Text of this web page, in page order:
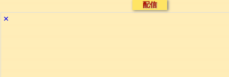
配信
✕